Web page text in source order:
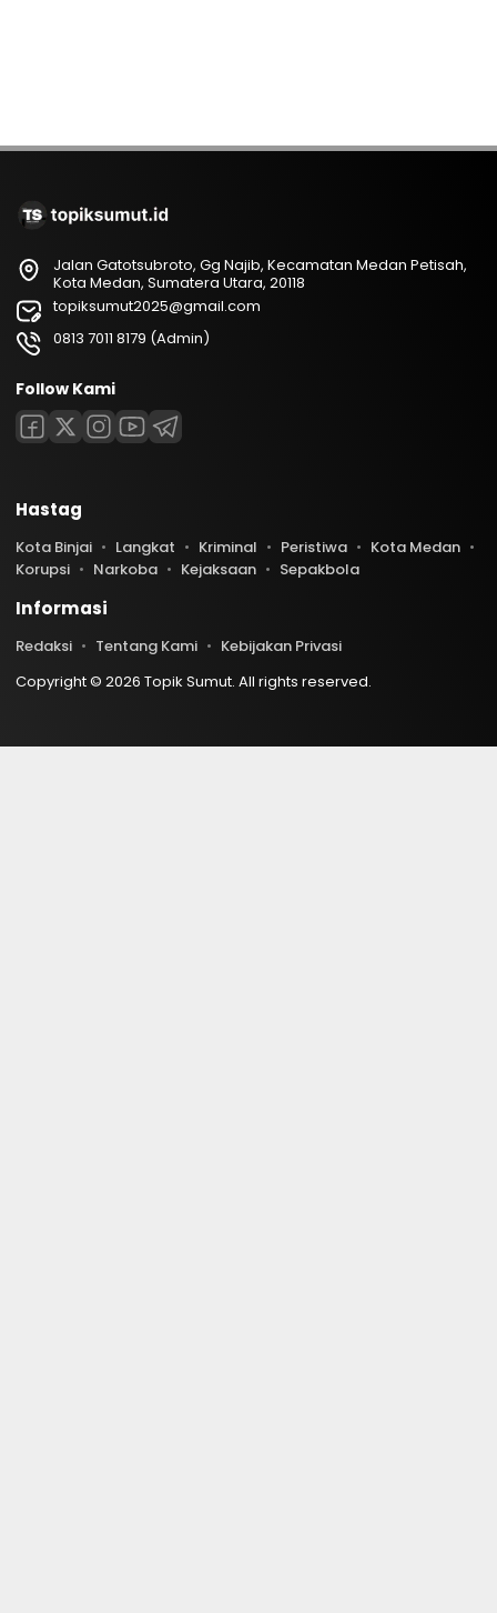
Jalan Gatotsubroto, Gg Najib, Kecamatan Medan Petisah,
Kota Medan, Sumatera Utara, 20118
topiksumut2025@gmail.com
0813 7011 8179 (Admin)
Follow Kami
Hastag
Kota Binjai Langkat Kriminal Peristiwa
Kota Medan
Korupsi
Narkoba Kejaksaan Sepakbola
Informasi
Redaksi Tentang Kami
Kebijakan Privasi
Copyright © 2026 Topik Sumut. All rights reserved.